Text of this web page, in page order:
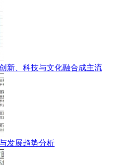
新、科技与文化融合成主流
发展趋势分析